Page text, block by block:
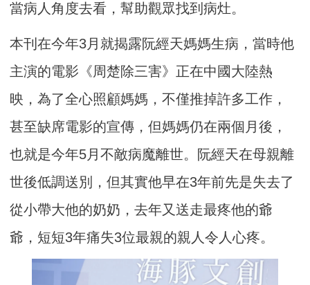
當病人角度去看，幫助觀眾找到病灶。
本刊在今年3月就揭露阮經天媽媽生病，當時他
主演的電影《周楚除三害》正在中國大陸熱
映，為了全心照顧媽媽，不僅推掉許多工作，
甚至缺席電影的宣傳，但媽媽仍在兩個月後，
也就是今年5月不敵病魔離世。阮經天在母親離
世後低調送別，但其實他早在3年前先是失去了
從小帶大他的奶奶，去年又送走最疼他的爺
爺，短短3年痛失3位最親的親人令人心疼。